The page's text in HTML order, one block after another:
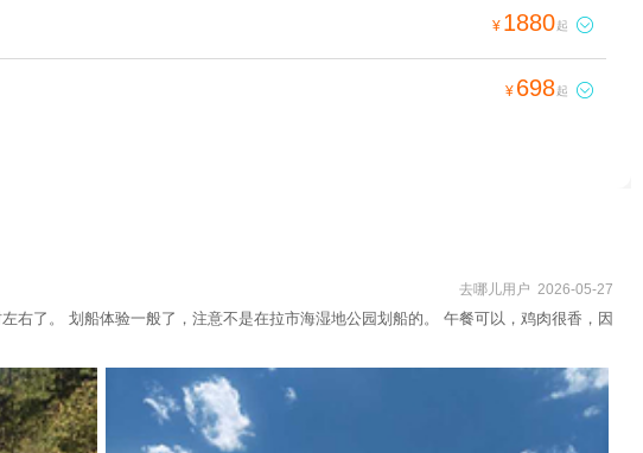
¥ 1880起 
¥ 698起 
去哪儿用户 2026-05-27
了。 划船体验一般了，注意不是在拉市海湿地公园划船的。 午餐可以，鸡肉很香，因